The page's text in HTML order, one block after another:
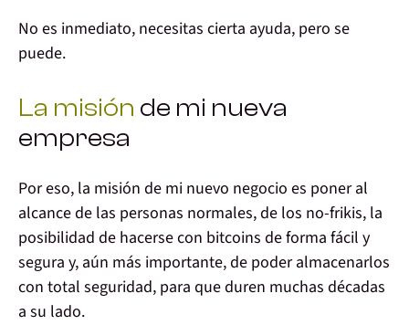
No es inmediato, necesitas cierta ayuda, pero se
puede.
La misión de mi nueva
empresa
Por eso, la misión de mi nuevo negocio es poneral
alcance de las personas normales, de los no-frikis, la
posibilidad de hacerse con bitcoins de forma fácil y
segura y, aún más importante, de poder almacenarlos
con total seguridad, para que duren muchas décadas
a su lado.